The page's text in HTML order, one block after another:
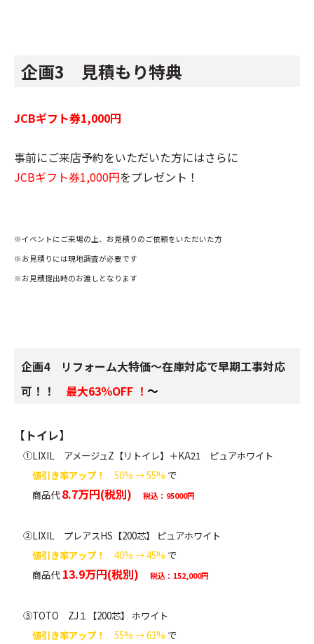
企画3 見積もり特典
JCBギフト券1,000円
事前にご来店予約をいただいた方にはさらに
JCBギフト券1,000円をプレゼント！
※イベントにご来場の上、お見積りのご依頼をいただいた方
※お見積りには現地調査が必要です
※お見積提出時のお渡しとなります
企画4 リフォーム大特価～在庫対応で早期工事対応
可！！ 最大63％OFF ！ ～
【トイレ】
①LIXIL アメージュZ【リトイレ】＋KA21 ピュアホワイト
値引き率アップ！
50% → 55% で
商品代8.7万円(税別) 税込：95000円
②LIXIL プレアスHS【200芯】 ピュアホワイト
値引き率アップ！
40% → 45% で
商品代 13.9万円(税別) 税込：152,000円
③TOTO ZJ１【200芯】 ホワイト
値引き率アップ！
55% → 63% で